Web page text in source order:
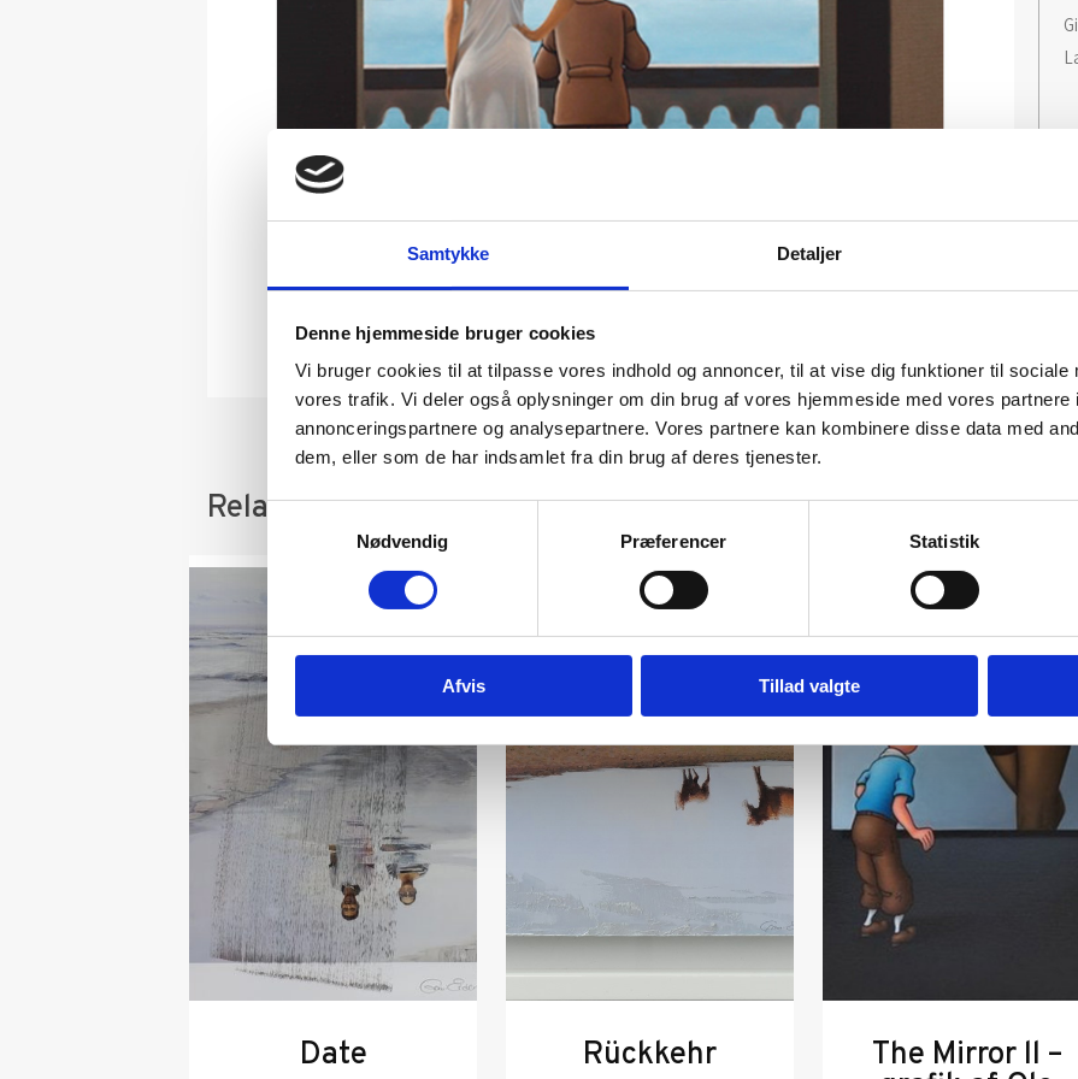
Samtykke Detaljer
Denne hjemmeside bruger cookies
Vi bruger cookies til at tilpasse vores indhold og annoncer, til at vise dig funktioner til sociale
vores trafik. Vi deler også oplysninger om din brug af vores hjemmeside med vores partnere
annonceringspartnere og analysepartnere. Vores partnere kan kombinere disse data med
dem, eller som de har indsamlet fra din brug af deres tjenester.
Nødvendig
Præferencer Statistik
Afvis Tillad valgte
Relaterede varer
Date Rückkehr The Mirror ll –